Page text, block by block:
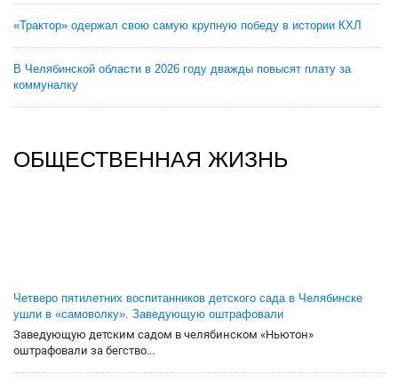
«Трактор» одержал свою самую крупную победу в истории КХЛ
В Челябинской области в 2026 году дважды повысят плату за
коммуналку
ОБЩЕСТВЕННАЯ ЖИЗНЬ
Четверо пятилетних воспитанников детского сада в Челябинске
ушли в «самоволку». Заведующую оштрафовали
Заведующую детским садом в челябинском «Ньютон»
оштрафовали за бегство...